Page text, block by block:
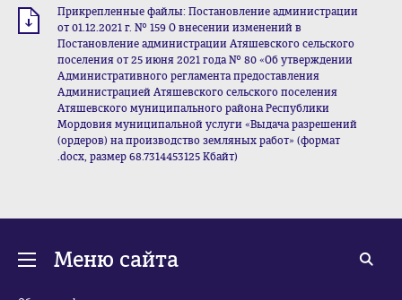
Прикрепленные файлы: Постановление администрации
от 01.12.2021 г. № 159 О внесении изменений в
Постановление администрации Атяшевского сельского
поселения от 25 июня 2021 года № 80 «Об утверждении
Административного регламента предоставления
Администрацией Атяшевского сельского поселения
Атяшевского муниципального района Республики
Мордовия муниципальной услуги «Выдача разрешений
(ордеров) на производство земляных работ» (формат
.docx, размер 68.7314453125 Кбайт)
Меню сайта